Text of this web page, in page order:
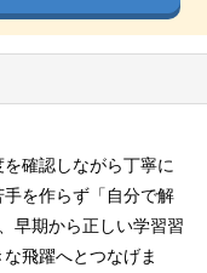
確認しながら丁寧に
を作らず「自分で解
早期から正しい学習習
飛躍へとつなげま